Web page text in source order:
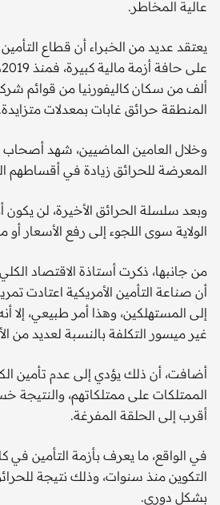
عالية المخاطر.
يعتقد عديد من الخبراء أن قطاع
ألف من سكان كاليفورنيا من قوائم
المنطقة حرائق غابات بمعدلات متزايدة.
وخلال العامين الماضيين، شهد أصحاب
المعرضة للحرائق زيادة في أقساطهم
وبعد سلسلة الحرائق الأخيرة، لن
الولاية سوى اللجوء إلى رفع الأسعار أو
من جانبها، ذكرت أستاذة الاقتصاد الكلي
أن صناعة التأمين الأمريكية اعتادت
إلى المستهلكين، وهذا أمر طبيعي، إلا
غير ميسور التكلفة بالنسبة لعديد من
أضافت، أن ذلك يؤدي إلى عدم تأمين
الممتلكات على ممتلكاتهم، والنتيجة
أقرب إلى الحلقة المفرغة.
في الواقع، ما يعرف بأزمة التأمين في
التكوين منذ سنوات، وذلك نتيجة
بشكل دوري.